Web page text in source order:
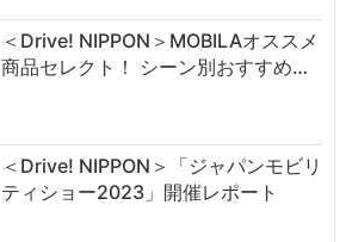
＜Drive! NIPPON＞MOBILAオススメ
商品セレクト！ シーン別おすすめ…
＜Drive! NIPPON＞「ジャパンモビリ
ティショー2023」開催レポート